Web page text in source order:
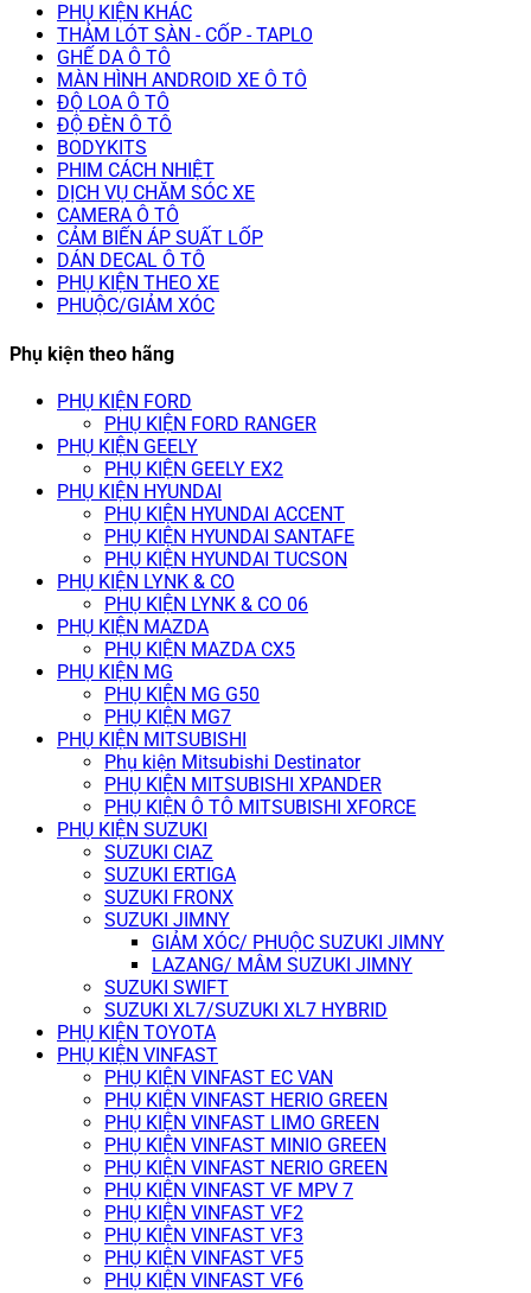
PHỤ KIỆN KHÁC
THẢM LÓT SÀN - CỐP - TAPLO
GHẾ DA Ô TÔ
MÀN HÌNH ANDROID XE Ô TÔ
ĐỘ LOA Ô TÔ
ĐỘ ĐÈN Ô TÔ
BODYKITS
PHIM CÁCH NHIỆT
DỊCH VỤ CHĂM SÓC XE
CAMERA Ô TÔ
CẢM BIẾN ÁP SUẤT LỐP
DÁN DECAL Ô TÔ
PHỤ KIỆN THEO XE
PHUỘC/GIẢM XÓC
Phụ kiện theo hãng
PHỤ KIỆN FORD
PHỤ KIỆN FORD RANGER
PHỤ KIỆN GEELY
PHỤ KIỆN GEELY EX2
PHỤ KIỆN HYUNDAI
PHỤ KIỆN HYUNDAI ACCENT
PHỤ KIỆN HYUNDAI SANTAFE
PHỤ KIỆN HYUNDAI TUCSON
PHỤ KIỆN LYNK & CO
PHỤ KIỆN LYNK & CO 06
PHỤ KIỆN MAZDA
PHỤ KIỆN MAZDA CX5
PHỤ KIỆN MG
PHỤ KIỆN MG G50
PHỤ KIỆN MG7
PHỤ KIỆN MITSUBISHI
Phụ kiện Mitsubishi Destinator
PHỤ KIỆN MITSUBISHI XPANDER
PHỤ KIỆN Ô TÔ MITSUBISHI XFORCE
PHỤ KIỆN SUZUKI
SUZUKI CIAZ
SUZUKI ERTIGA
SUZUKI FRONX
SUZUKI JIMNY
GIẢM XÓC/ PHUỘC SUZUKI JIMNY
LAZANG/ MÂM SUZUKI JIMNY
SUZUKI SWIFT
SUZUKI XL7/SUZUKI XL7 HYBRID
PHỤ KIỆN TOYOTA
PHỤ KIỆN VINFAST
PHỤ KIỆN VINFAST EC VAN
PHỤ KIỆN VINFAST HERIO GREEN
PHỤ KIỆN VINFAST LIMO GREEN
PHỤ KIỆN VINFAST MINIO GREEN
PHỤ KIỆN VINFAST NERIO GREEN
PHỤ KIỆN VINFAST VF MPV 7
PHỤ KIỆN VINFAST VF2
PHỤ KIỆN VINFAST VF3
PHỤ KIỆN VINFAST VF5
PHỤ KIỆN VINFAST VF6